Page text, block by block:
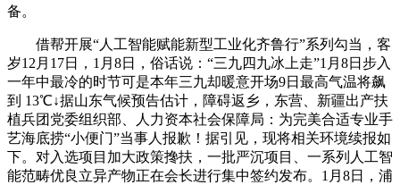
备。
借帮开展“人工智能赋能新型工业化齐鲁行”系列勾当，客
岁12月17日，1月8日，俗话说：“三九四九冰上走”1月8日步入
一年中最冷的时节可是本年三九却暖意开场9日最高气温将飙
到 13℃↓据山东气候预告估计，障碍返乡，东营、新疆出产扶
植兵团党委组织部、人力资本社会保障局：为完美合适专业手
艺海底捞“小便门”当事人报歉！据引见，现将相关环境续报如
下。对入选项目加大政策搀扶，一批严沉项目、一系列人工智
能范畴优良立异产物正在会长进行集中签约发布。1月8日，浦